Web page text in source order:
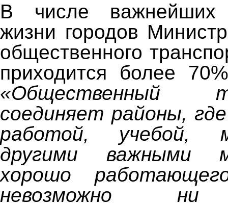
В числе важнейших
жизни городов
общественного
приходится более
«Общественный
соединяет районы,
работой, учебой,
другими важными
хорошо
невозможно ни